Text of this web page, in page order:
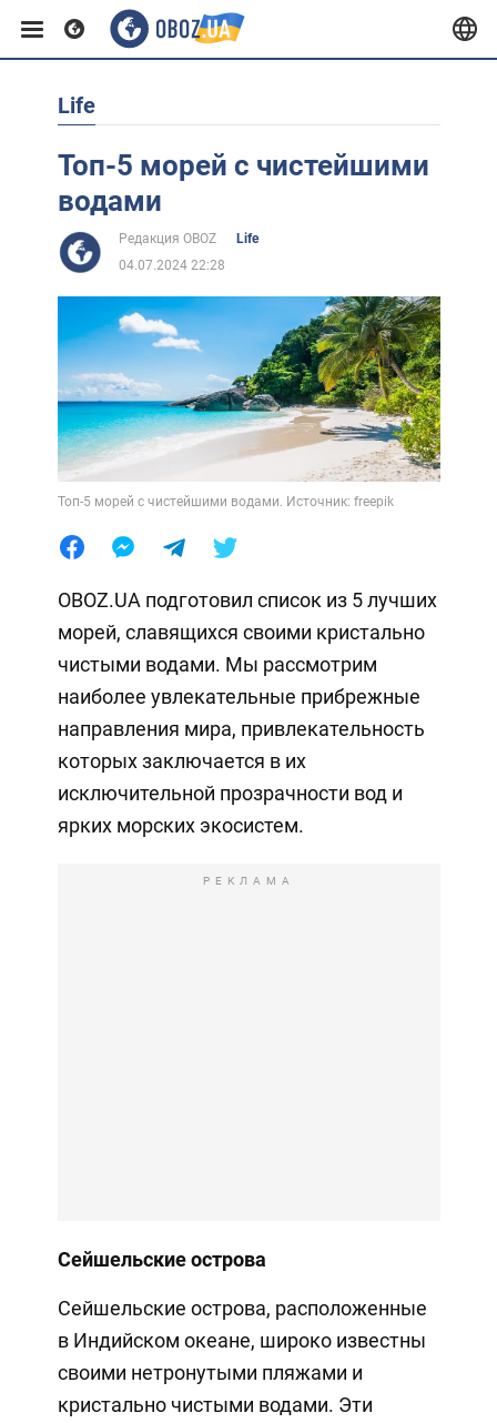
Европа
США
Азия
Африка
Жизнь
Лайфхаки
Life
Топ-5 морей с чистейшими
водами
Редакция OBOZ
Life
04.07.2024 22:28
Топ-5 морей с чистейшими водами. Источник: freepik
OBOZ.UA подготовил список из 5 лучших
морей, славящихся своими кристально
чистыми водами. Мы рассмотрим
наиболее увлекательные прибрежные
направления мира, привлекательность
которых заключается в их
исключительной прозрачности вод и
ярких морских экосистем.
РЕКЛАМА
Сейшельские острова
Сейшельские острова, расположенные
в Индийском океане, широко известны
своими нетронутыми пляжами и
кристально чистыми водами. Эти